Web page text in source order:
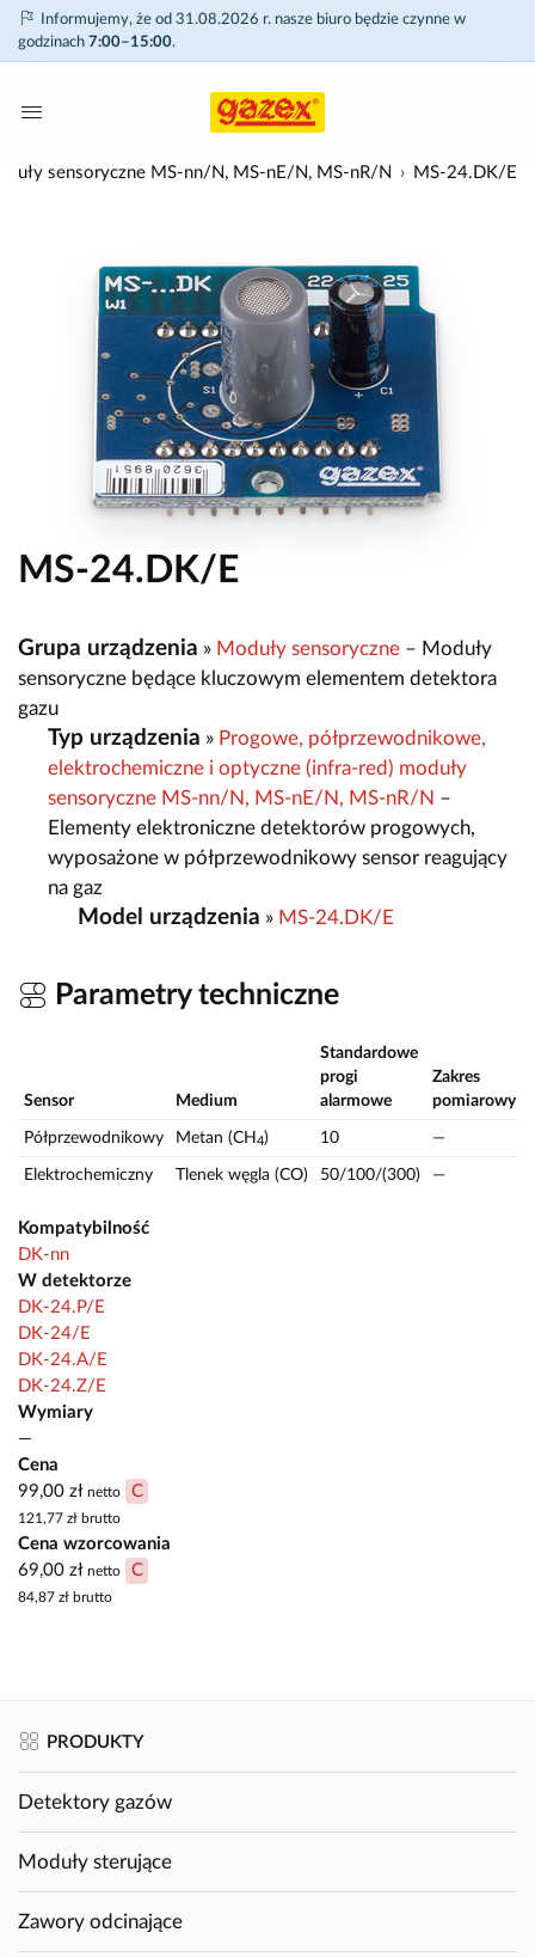
Informujemy, że od 31.08.2026 r. nasze biuro będzie czynne w
godzinach 7:00–15:00.
sensoryczne MS-nn/N, MS-nE/N, MS-nR/N MS-24.DK/E
MS-24.DK/E
Grupa urządzenia » Moduły sensoryczne – Moduły
sensoryczne będące kluczowym elementem detektora
gazu
Typ urządzenia » Progowe, półprzewodnikowe,
elektrochemiczne i optyczne (infra-red) moduły
sensoryczne MS-nn/N, MS-nE/N, MS-nR/N –
Elementy elektroniczne detektorów progowych,
wyposażone w półprzewodnikowy sensor reagujący
na gaz
Model urządzenia » MS-24.DK/E
Parametry techniczne
Sensor Medium
Standardowe
progi
alarmowe
Zakres
pomiarowy
Półprzewodnikowy Metan (CH 4) 10 —
Elektrochemiczny Tlenek węgla (CO) 50/100/(300) —
Kompatybilność
DK-nn
W detektorze
DK-24.P/E
DK-24/E
DK-24.A/E
DK-24.Z/E
Wymiary
—
Cena
99,00 zł netto C
121,77 zł brutto
Cena wzorcowania
69,00 zł netto C
84,87 zł brutto
PRODUKTY
Detektory gazów
Moduły sterujące
Zawory odcinające